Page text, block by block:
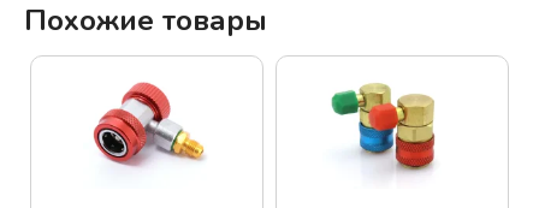
Похожие товары